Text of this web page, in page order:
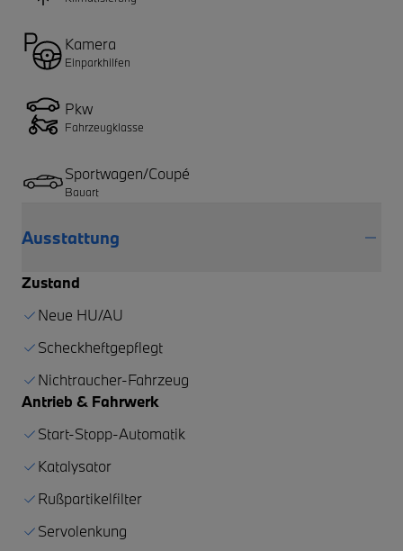
Kamera
Einparkhilfen
Pkw
Fahrzeugklasse
Sportwagen/Coupé
Bauart
Ausstattung
Zustand
Neue HU/AU
Scheckheftgepflegt
Nichtraucher-Fahrzeug
Antrieb & Fahrwerk
Start-Stopp-Automatik
Katalysator
Rußpartikelfilter
Servolenkung